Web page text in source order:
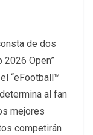
de dos
2026 Open”
“eFootball™
al fan
mejores
competirán